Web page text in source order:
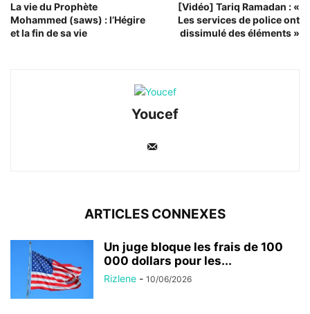
La vie du Prophète
Mohammed (saws) : l’Hégire
et la fin de sa vie
[Vidéo] Tariq Ramadan : «
Les services de police ont
dissimulé des éléments »
Youcef
ARTICLES CONNEXES
Un juge bloque les frais de 100
000 dollars pour les...
Rizlene - 10/06/2026